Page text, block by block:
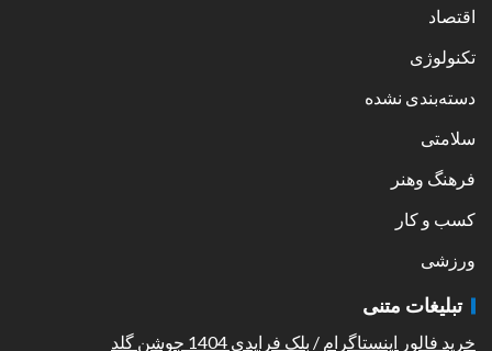
اقتصاد
تکنولوژی
دسته‌بندی نشده
سلامتی
فرهنگ وهنر
کسب و کار
ورزشی
تبلیغات متنی
خرید فالور اینستاگرام / بلک فرایدی 1404 جوشن گلد